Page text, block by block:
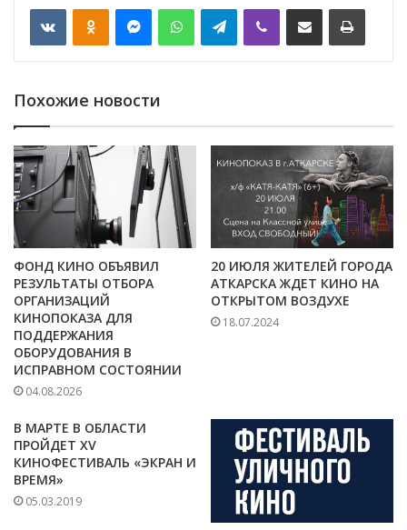
VKontakte WhatsApp Telegram
Похожие новости
ФОНД КИНО ОБЪЯВИЛ
РЕЗУЛЬТАТЫ ОТБОРА
ОРГАНИЗАЦИЙ
КИНОПОКАЗА ДЛЯ
ПОДДЕРЖАНИЯ
ОБОРУДОВАНИЯ В
ИСПРАВНОМ СОСТОЯНИИ
04.08.2026
20 ИЮЛЯ ЖИТЕЛЕЙ ГОРОДА
АТКАРСКА ЖДЕТ КИНО НА
ОТКРЫТОМ ВОЗДУХЕ
18.07.2024
В МАРТЕ В ОБЛАСТИ
ПРОЙДЕТ XV
КИНОФЕСТИВАЛЬ «ЭКРАН И
ВРЕМЯ»
05.03.2019